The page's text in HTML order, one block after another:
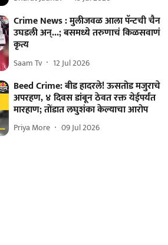
Crime News : मुलीजवळ आला पॅन्टची चैन
उघडली अन्...; बसमध्ये तरुणाचं किळसवाणं
कृत्य
Saam Tv 12 Jul 2026
Beed Crime: बीड हादरले! ऊसतोड मजुराचे
अपरहण, ४ दिवस डांबून ठेवत रक्त येईपर्यंत
मारहाण; तोंडात लघुशंका केल्याचा आरोप
Priya More 09 Jul 2026